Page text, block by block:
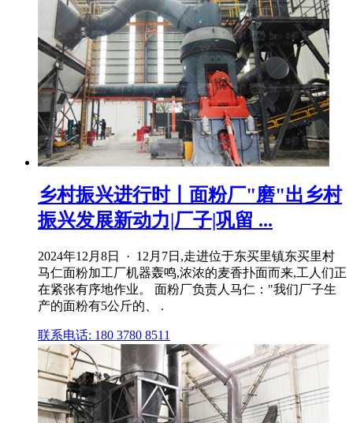
乡村振兴进行时丨面粉厂"磨"出乡村
振兴发展新动力|厂子|巩留 ...
2024年12月8日 · 12月7日,走进位于东买里镇东买里村
马仁面粉加工厂机器轰鸣,浓浓的麦香扑面而来,工人们正
在紧张有序地作业。 面粉厂负责人马仁："我们厂子生
产的面粉有5公斤的、 .
联系电话: 180 3780 8511